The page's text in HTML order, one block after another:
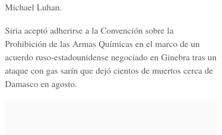
Michael Luhan.
Siria aceptó adherirse a la Convención sobre la
Prohibición de las Armas Químicas en el marco de un
acuerdo ruso-estadounidense negociado en Ginebra tras un
ataque con gas sarín que dejó cientos de muertos cerca de
Damasco en agosto.